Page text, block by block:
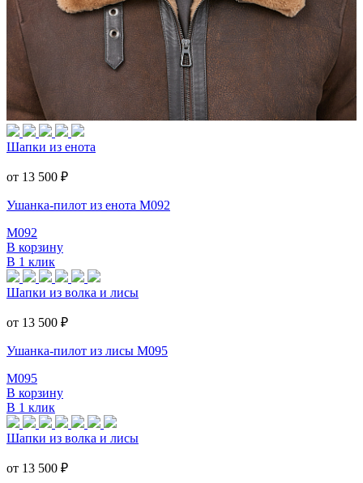
Шапки из енота
от 13 500 ₽
Ушанка-пилот из енота M092
M092
В корзину
В 1 клик
Шапки из волка и лисы
от 13 500 ₽
Ушанка-пилот из лисы M095
M095
В корзину
В 1 клик
Шапки из волка и лисы
от 13 500 ₽